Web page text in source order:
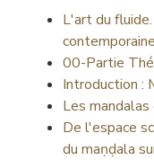
L'art du
00-Partie
Introduction :
Les
De l'espace
du maṇḍala